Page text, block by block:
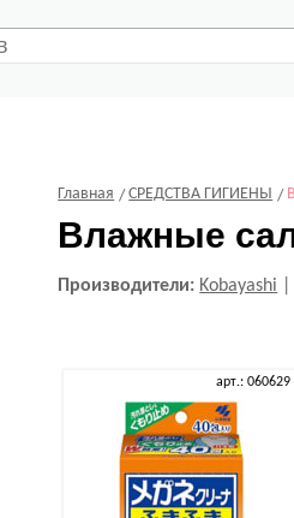
Главная СРЕДСТВА ГИГИЕНЫ
Влажные
Производители: Kobayashi
арт.: 060629